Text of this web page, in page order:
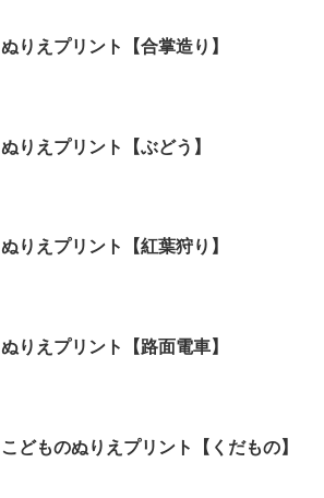
ぬりえプリント【合掌造り】
ぬりえプリント【ぶどう】
ぬりえプリント【紅葉狩り】
ぬりえプリント【路面電車】
こどものぬりえプリント【くだもの】